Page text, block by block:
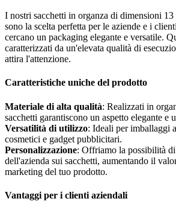
I nostri sacchetti in organza di dimensioni
sono la scelta perfetta per le aziende e i
cercano un packaging elegante e versatile.
caratterizzati da un'elevata qualità di
attira l'attenzione.
Caratteristiche uniche del prodotto
Materiale di alta qualità: Realizzati in
sacchetti garantiscono un aspetto elegante e
Versatilità di utilizzo: Ideali per imballaggi
cosmetici e gadget pubblicitari.
Personalizzazione: Offriamo la possibilità
dell'azienda sui sacchetti, aumentando il
marketing del tuo prodotto.
Vantaggi per i clienti aziendali